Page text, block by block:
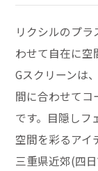
リクシルのプ
わせて自在に空
Gスクリーンは
間に合わせてコ
です。目隠しフ
空間を彩るアイ
三重県近郊(四